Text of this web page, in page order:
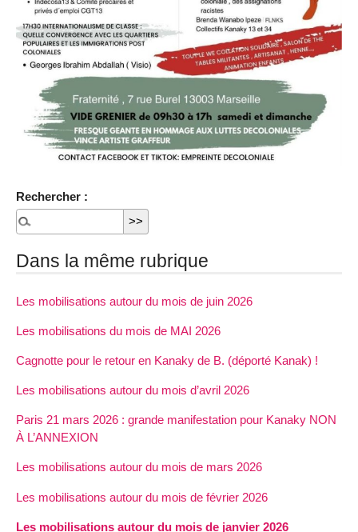
Rechercher :
Dans la même rubrique
Les mobilisations autour du mois de juin 2026
Les mobilisations du mois de MAI 2026
Cagnotte pour le retour en Kanaky de B. (déporté Kanak) !
Les mobilisations autour du mois d’avril 2026
Paris 21 mars 2026 : grande manifestation pour Kanaky NON
À L’ANNEXION
Les mobilisations autour du mois de mars 2026
Les mobilisations autour du mois de février 2026
Les mobilisations autour du mois de janvier 2026